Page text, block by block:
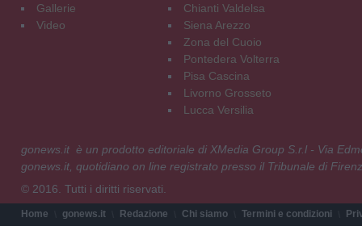
Gallerie
Video
Chianti Valdelsa
Siena Arezzo
Zona del Cuoio
Pontedera Volterra
Pisa Cascina
Livorno Grosseto
Lucca Versilia
gonews.it è un prodotto editoriale di XMedia Group S.r.l - Via
gonews.it, quotidiano on line registrato presso il Tribunale di
© 2016. Tutti i diritti riservati.
Home gonews.it Redazione Chi siamo Termini e condizioni